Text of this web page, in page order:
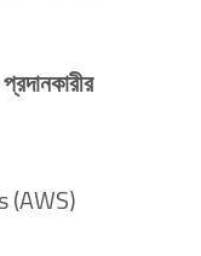
(AWS)